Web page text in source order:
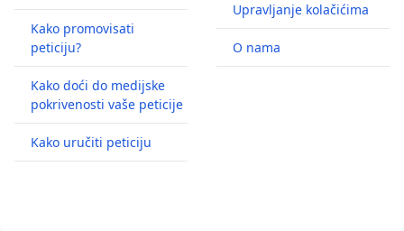
Kako promovisati
peticiju?
Kako doći do medijske
pokrivenosti vaše peticije
Kako uručiti peticiju
Upravljanje kolačićima
O nama